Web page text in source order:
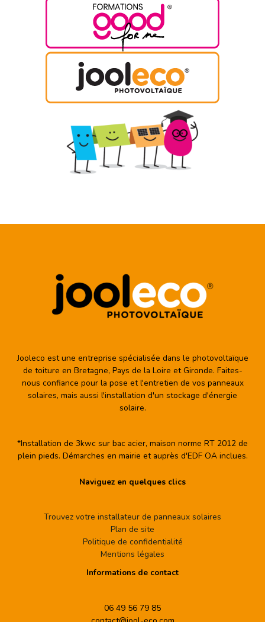
Jooleco est une entreprise spécialisée dans le photovoltaïque
de toiture en Bretagne, Pays de la Loire et Gironde. Faites-
nous confiance pour la pose et l'entretien de vos panneaux
solaires, mais aussi l'installation d'un stockage d'énergie
solaire.
*Installation de 3kwc sur bac acier, maison norme RT 2012 de
plein pieds. Démarches en mairie et auprès d'EDF OA inclues.
Naviguez en quelques clics
Trouvez votre installateur de panneaux solaires
Plan de site
Politique de confidentialité
Mentions légales
Informations de contact
06 49 56 79 85